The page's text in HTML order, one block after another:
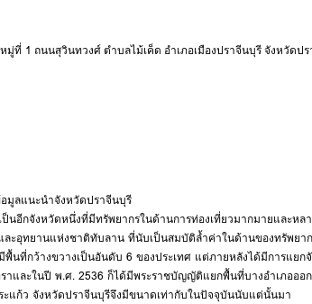
มู่ที่ 1 ถนนสุวินทวงศ์ตำบลไม้เค็ด อำเภอเมืองปราจีนบุรีจังหวัดป
มูลแนะนำจังหวัดปราจีนบุรี
นอีกจังหวัดหนึ่งที่มีทรัพยากรในด้านการท่องเที่ยวมากมายและหล
ะอุทยานแห่งชาติทับลาน ที่นับเป็นสมบัติล้ำค่าในด้านของทรัพยา
นที่กว้างขวางเป็นอันดับ 6 ของประเทศ แต่ภายหลังได้มีการแยก
และในปี พ.ศ. 2536 ก็ได้มีพระราชบัญญัติแยกพื้นที่บางอำเภอออ
ะแก้ว จังหวัดปราจีนบุรีจึงมีขนาดเท่ากับในปัจจุบันนับแต่นั้นมา